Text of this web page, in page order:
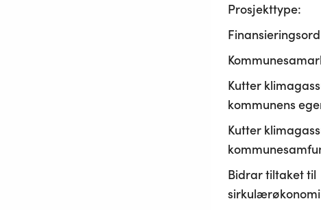
Prosjekttype:
Kutter
kommunens
Kutter
Bidrar tiltaket til